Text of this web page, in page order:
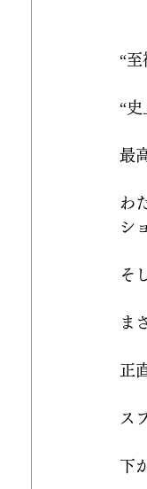
“至
“史
最
わ
シ
そ
ま
正
ス
下